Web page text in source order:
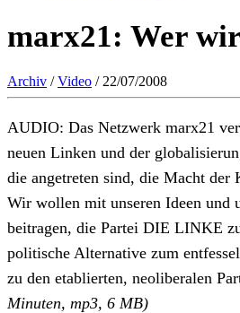
marx21: Wer
Archiv /Video / 22/07/2008
AUDIO: Das Netzwerk marx21
neuen Linken und der
die angetreten sind, die Macht der
Wir wollen mit unseren Ideen und
beitragen, die Partei DIE LINKE
politische Alternative zum
zu den etablierten, neoliberalen
Minuten, mp3, 6 MB)